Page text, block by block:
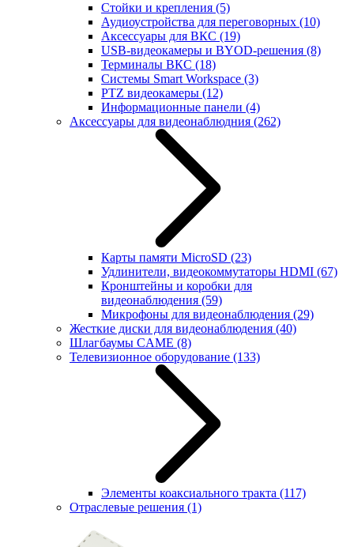
Стойки и крепления (5)
Аудиоустройства для переговорных (10)
Аксессуары для ВКС (19)
USB-видеокамеры и BYOD-решения (8)
Терминалы ВКС (18)
Системы Smart Workspace (3)
PTZ видеокамеры (12)
Информационные панели (4)
Аксессуары для видеонаблюдния (262)
Карты памяти MicroSD (23)
Удлинители, видеокоммутаторы HDMI (67)
Кронштейны и коробки для
видеонаблюдения (59)
Микрофоны для видеонаблюдения (29)
Жесткие диски для видеонаблюдения (40)
Шлагбаумы CAME (8)
Телевизионное оборудование (133)
Элементы коаксиального тракта (117)
Отраслевые решения (1)